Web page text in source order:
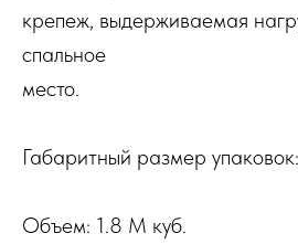
крепеж, выдерживаемая
спальное
место.
Габаритный размер упаковок:
Объем: 1.8 М куб.